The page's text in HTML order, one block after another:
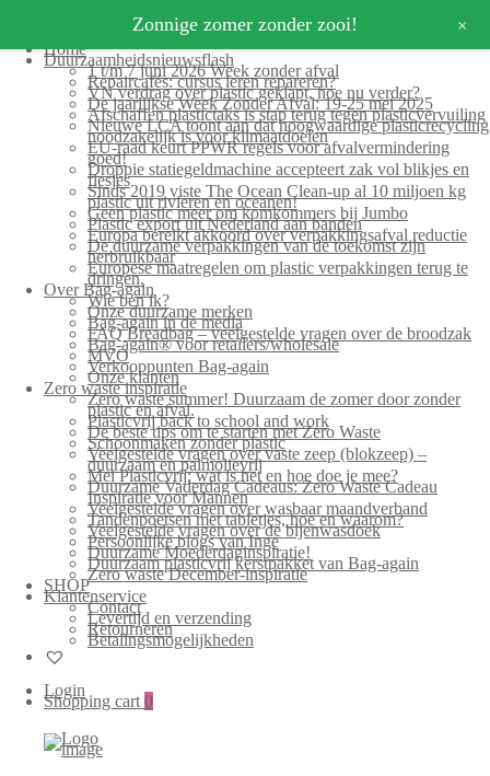
Home
Duurzaamheidsnieuwsflash
1 t/m 7 juni 2026 Week zonder afval
Repaircafés: cursus leren repareren?
VN verdrag over plastic geklapt, hoe nu verder?
De jaarlijkse Week Zonder Afval: 19-25 mei 2025
Afschaffen plastictaks is stap terug tegen plasticvervuiling
Nieuwe LCA toont aan dat hoogwaardige plasticrecycling
noodzakelijk is voor klimaatdoelen
EU-raad keurt PPWR regels voor afvalvermindering
goed!
Droppie statiegeldmachine accepteert zak vol blikjes en
flesjes
Sinds 2019 viste The Ocean Clean-up al 10 miljoen kg
plastic uit rivieren en oceanen!
Geen plastic meer om komkommers bij Jumbo
Plastic export uit Nederland aan banden
Europa bereikt akkoord over verpakkingsafval reductie
De duurzame verpakkingen van de toekomst zijn
herbruikbaar
Europese maatregelen om plastic verpakkingen terug te
dringen.
Over Bag-again
Wie ben ik?
Onze duurzame merken
Bag-again in de media
FAQ Breadbag – veelgestelde vragen over de broodzak
Bag-again® voor retailers/wholesale
MVO
Verkooppunten Bag-again
Onze klanten
Zero waste inspiratie
Zero waste summer! Duurzaam de zomer door zonder
plastic en afval.
Plasticvrij back to school and work
De beste tips om te starten met Zero Waste
Schoonmaken zonder plastic
Veelgestelde vragen over vaste zeep (blokzeep) –
duurzaam en palmolievrij
Mei Plasticvrij: wat is het en hoe doe je mee?
Duurzame Vaderdag Cadeaus: Zero Waste Cadeau
Inspiratie voor Mannen
Veelgestelde vragen over wasbaar maandverband
Tandenpoetsen met tabletjes, hoe en waarom?
Veelgestelde vragen over de bijenwasdoek
Persoonlijke blogs van Inge
Duurzame Moederdaginspiratie!
Duurzaam plasticvrij kerstpakket van Bag-again
Zero waste December-inspiratie
SHOP
Klantenservice
Contact
Levertijd en verzending
Retourneren
Betalingsmogelijkheden
Login
Shopping cart 0
Zonnige zomer zonder zooi! +